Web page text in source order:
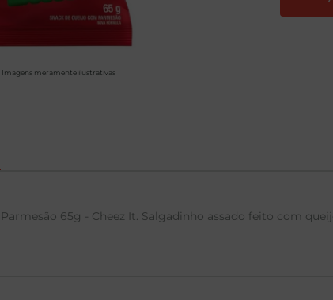
Imagens meramente ilustrativas
65g - Cheez It. Salgadinho assado feito com